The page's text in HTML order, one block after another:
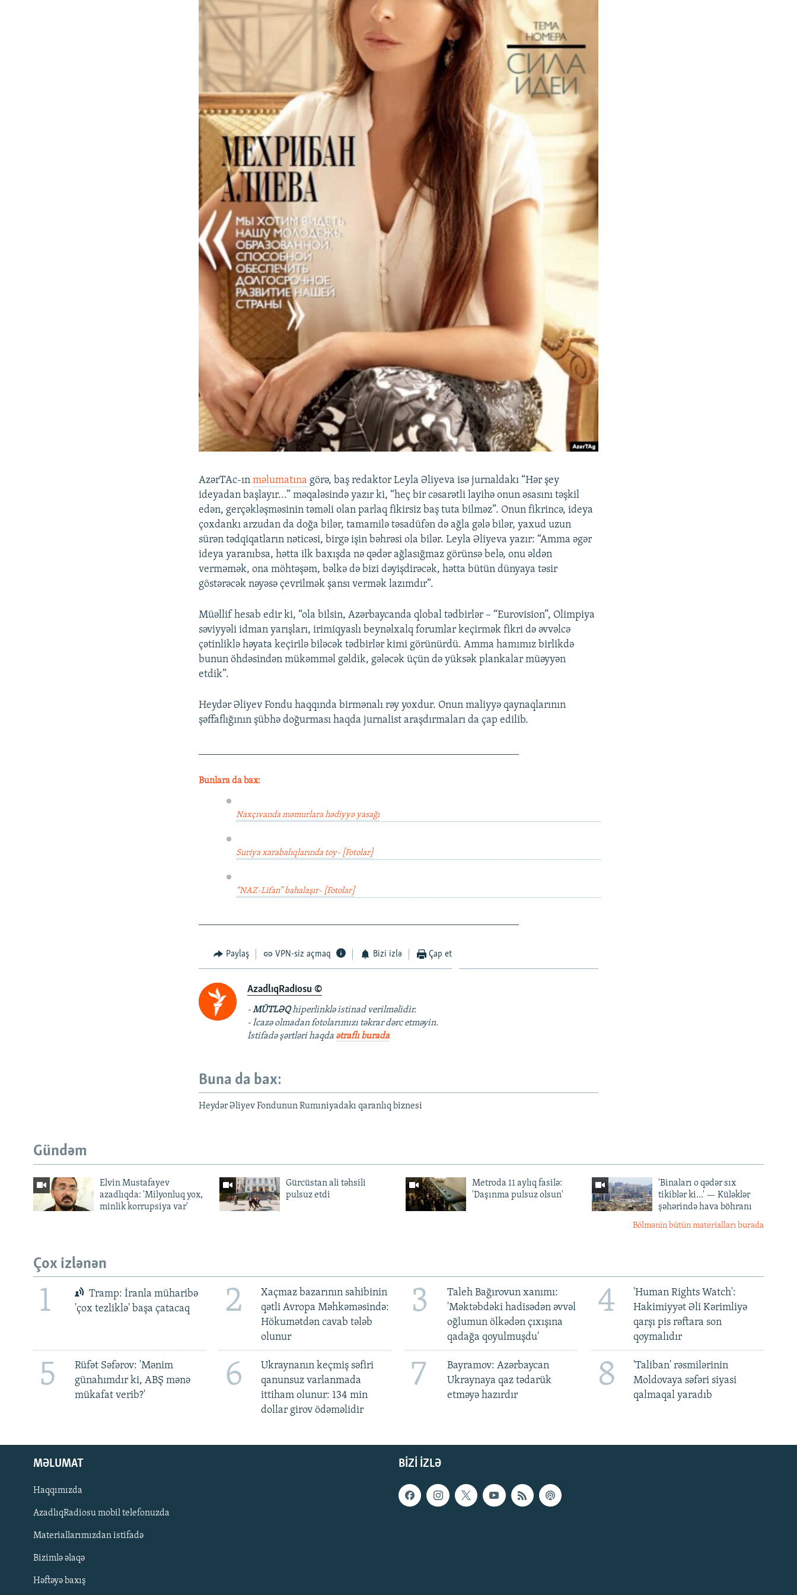
AzərTAc-ınməlumatına görə, baş redaktor Leyla Əliyeva isə jurnaldakı “Hər şey
ideyadan başlayır...” məqaləsində yazır ki, “heç bir cəsarətli layihə onun əsasını təşkil
edən, gerçəkləşməsinin təməli olan parlaq fikirsiz baş tuta bilməz”. Onun fikrincə, ideya
çoxdankı arzudan da doğa bilər, tamamilə təsadüfən də ağla gələ bilər, yaxud uzun
sürən tədqiqatların nəticəsi, birgə işin bəhrəsi ola bilər. Leyla Əliyeva yazır: “Amma əgər
ideya yaranıbsa, hətta ilk baxışda nə qədər ağlasığmaz görünsə belə, onu əldən
verməmək, ona möhtəşəm, bəlkə də bizi dəyişdirəcək, hətta bütün dünyaya təsir
göstərəcək nəyəsə çevrilmək şansı vermək lazımdır”.
Müəllif hesab edir ki, “ola bilsin, Azərbaycanda qlobal tədbirlər – “Eurovision”, Olimpiya
səviyyəli idman yarışları, irimiqyaslı beynəlxalq forumlar keçirmək fikri də əvvəlcə
çətinliklə həyata keçirilə biləcək tədbirlər kimi görünürdü. Amma hamımız birlikdə
bunun öhdəsindən mükəmməl gəldik, gələcək üçün də yüksək plankalar müəyyən
etdik”.
Heydər Əliyev Fondu haqqında birmənalı rəy yoxdur. Onun maliyyə qaynaqlarının
şəffaflığının şübhə doğurması haqda jurnalist araşdırmaları da çap edilib.
Bunlara da bax:
Naxçıvanda məmurlara hədiyyə yasağı
Suriya xarabalıqlarında toy- [Fotolar]
“NAZ-Lifan” bahalaşır- [Fotolar]
Paylaş VPN-siz açmaq Bizi izlə Çap et
AzadlıqRadiosu ©
-MÜTLƏQhiperlinklə istinad verilməlidir.
- İcazə olmadan fotolarımızı təkrar dərc etməyin.
İstifadə şərtləri haqda ətraflı burada
Buna da bax:
Heydər Əliyev Fondunun Rumıniyadakı qaranlıq biznesi
Gündəm
Elvin Mustafayev
azadlıqda: 'Milyonluq yox,
minlik korrupsiya var'
Gürcüstan ali təhsili
pulsuz etdi
Metroda 11 aylıq fasilə:
'Daşınma pulsuz olsun'
'Binaları o qədər sıx
tikiblər ki...' — Küləklər
şəhərində hava böhranı
Bölmənin bütün materialları burada
Çox izlənən
1
Tramp: İranla müharibə
'çox tezliklə' başa çatacaq
2
Xaçmaz bazarının sahibinin
qətli Avropa Məhkəməsində:
Hökumətdən cavab tələb
olunur
3
Taleh Bağırovun xanımı:
'Məktəbdəki hadisədən əvvəl
oğlumun ölkədən çıxışına
qadağa qoyulmuşdu'
4
'Human Rights Watch':
Hakimiyyət Əli Kərimliyə
qarşı pis rəftara son
qoymalıdır
5
Rüfət Səfərov: 'Mənim
günahımdır ki, ABŞ mənə
mükafat verib?'
6
Ukraynanın keçmiş səfiri
qanunsuz varlanmada
ittiham olunur: 134 min
dollar girov ödəməlidir
7
Bayramov: Azərbaycan
Ukraynaya qaz tədarük
etməyə hazırdır
8
'Taliban' rəsmilərinin
Moldovaya səfəri siyasi
qalmaqal yaradıb
BIZI IZLƏ
MƏLUMAT
Haqqımızda
AzadlıqRadiosu mobil telefonuzda
Materiallarımızdan istifadə
Bizimlə əlaqə
Həftəyə baxış